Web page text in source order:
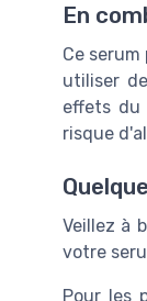
En
Ce
utiliser
effets du
risque
Veillez à
votre
Pour les